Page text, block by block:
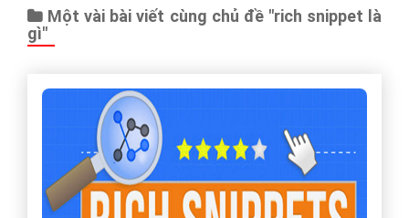
Một vài bài viết cùng chủ đề "rich snippet là
gì"